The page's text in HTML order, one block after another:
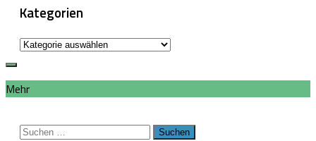
Kategorien
Kategorien
Mehr
Suchen